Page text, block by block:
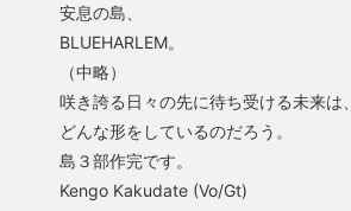
安息の島、
BLUEHARLEM。
（中略）
咲き誇る日々の先に待ち受ける未来は、
どんな形をしているのだろう。
島３部作完です。
Kengo Kakudate (Vo/Gt)